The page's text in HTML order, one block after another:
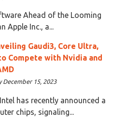
Ahead of the Looming
Apple Inc., a...
Gaudi3, Core Ultra,
Compete with Nvidia and
December 15, 2023
has recently announced a
chips, signaling...